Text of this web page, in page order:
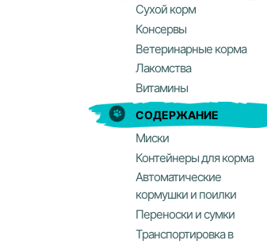
Сухой корм
Консервы
Ветеринарные корма
Лакомства
Витамины
СОДЕРЖАНИЕ
Миски
Контейнеры для корма
Автоматические
кормушки и поилки
Переноски и сумки
Транспортировка в